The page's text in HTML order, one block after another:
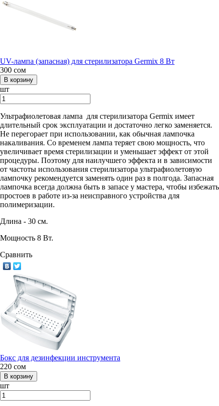
UV-лампа (запасная) для стерилизатора Germix 8 Вт
300 сом
шт
Ультрафиолетовая лампа для стерилизатора Germix имеет
длительный срок эксплуатации и достаточно легко заменяется.
Не перегорает при использовании, как обычная лампочка
накаливания. Со временем лампа теряет свою мощность, что
увеличивает время стерилизации и уменьшает эффект от этой
процедуры. Поэтому для наилучшего эффекта и в зависимости
от частоты использования стерилизатора ультрафиолетовую
лампочку рекомендуется заменять один раз в полгода. Запасная
лампочка всегда должна быть в запасе у мастера, чтобы избежать
простоев в работе из-за неисправного устройства для
полимеризации.
Длина - 30 см.
Мощность 8 Вт.
Сравнить
Бокс для дезинфекции инструмента
220 сом
шт